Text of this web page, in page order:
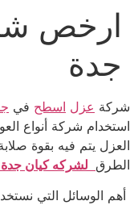
Skipارخص
جدة
شركة عزل اسطح في
استخدام شركة أنواع
العزل يتم فيه بقوة
الطرق لشركه كيان جدة
أهم الوسائل التي